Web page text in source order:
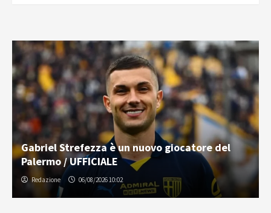
Gabriel Strefezza è un nuovo giocatore del
Palermo / UFFICIALE
Redazione 06/08/2026 10:02